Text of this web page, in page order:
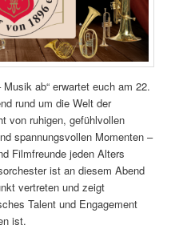
ab“ erwartet euch am 22.
rund um die Welt der
von ruhigen, gefühlvollen
spannungsvollen Momenten –
Filmfreunde jeden Alters
ist an diesem Abend
vertreten und zeigt
Talent und Engagement
ist.